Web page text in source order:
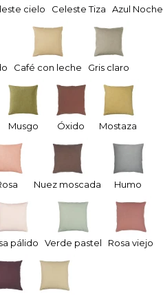
cielo Celeste Tiza Azul Noche
Café con leche Gris claro
Musgo Óxido Mostaza
Nuez moscada Humo
pálido Verde pastel Rosa viejo